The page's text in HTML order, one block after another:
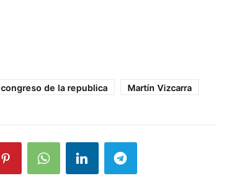
congreso de la republica Martín Vizcarra